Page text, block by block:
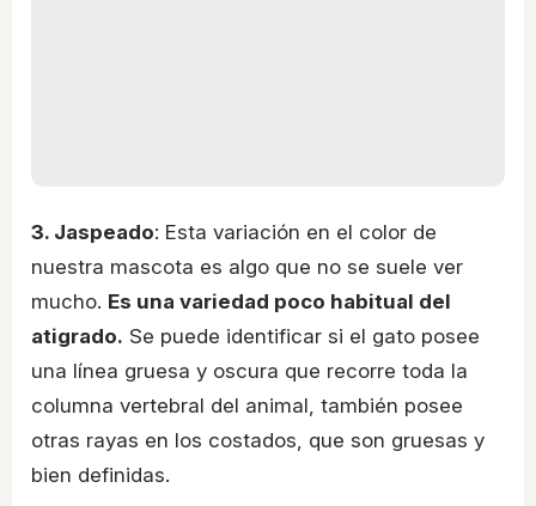
3. Jaspeado: Esta variación en el color de
nuestra mascota es algo que no se suele ver
mucho. Es una variedad poco habitual del
atigrado. Se puede identificar si el gato posee
una línea gruesa y oscura que recorre toda la
columna vertebral del animal, también posee
otras rayas en los costados, que son gruesas y
bien definidas.